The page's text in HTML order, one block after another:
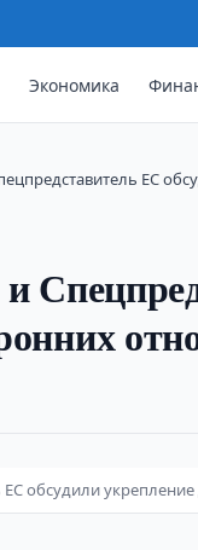
Экономика
ЕС
ЕС обсудили